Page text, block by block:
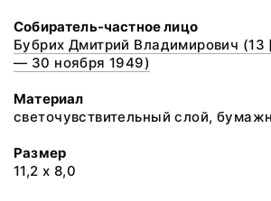
Собиратель-частное лицо
Бубрих Дмитрий Владимирович
— 30 ноября 1949)
Материал
светочувствительный слой,
Размер
11,2 х 8,0